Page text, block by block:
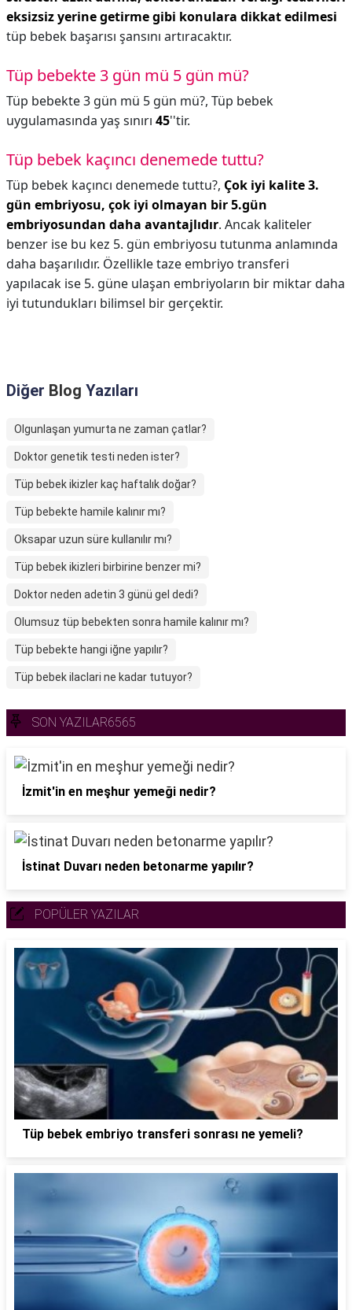
eksizsiz yerine getirme gibi konulara dikkat edilmesi
tüp bebek başarısı şansını artıracaktır.
Tüp bebekte 3 gün mü 5 gün mü?
Tüp bebekte 3 gün mü 5 gün mü?, Tüp bebek
uygulamasında yaş sınırı 45''tir.
Tüp bebek kaçıncı denemede tuttu?
Tüp bebek kaçıncı denemede tuttu?, Çok iyi kalite 3.
gün embriyosu, çok iyi olmayan bir 5.gün
embriyosundan daha avantajlıdır. Ancak kaliteler
benzer ise bu kez 5. gün embriyosu tutunma anlamında
daha başarılıdır. Özellikle taze embriyo transferi
yapılacak ise 5. güne ulaşan embriyoların bir miktar daha
iyi tutundukları bilimsel bir gerçektir.
Diğer Blog Yazıları
Olgunlaşan yumurta ne zaman çatlar?
Doktor genetik testi neden ister?
Tüp bebek ikizler kaç haftalık doğar?
Tüp bebekte hamile kalınır mı?
Oksapar uzun süre kullanılır mı?
Tüp bebek ikizleri birbirine benzer mi?
Doktor neden adetin 3 günü gel dedi?
Olumsuz tüp bebekten sonra hamile kalınır mı?
Tüp bebekte hangi iğne yapılır?
Tüp bebek ilaclari ne kadar tutuyor?
SON YAZILAR6565
İzmit'in en meşhur yemeği nedir?
İstinat Duvarı neden betonarme yapılır?
POPÜLER YAZILAR
Tüp bebek embriyo transferi sonrası ne yemeli?